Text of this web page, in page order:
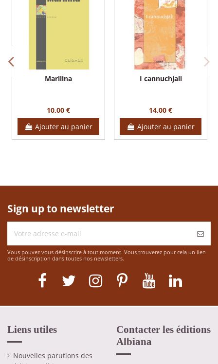
Marilina
10,00 €
Ajouter au panier
I cannuchjali
14,00 €
Ajouter au panier
Sign up to newsletter
Vous pouvez vous désinscrire à tout moment. Vous trouverez pour cela un lien
de désinscription dans toutes nos newsletters.
Liens utiles
Nouvelles parutions des
Contacter les éditions
Albiana